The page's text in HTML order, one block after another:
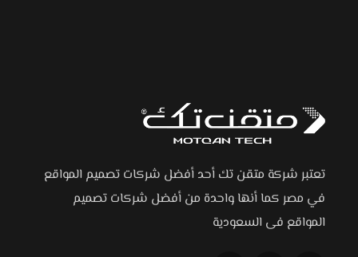
تعتبر شركة متقن تك أحد أفضل شركات تصميم المواقع
في مصر كما أنها واحدة من أفضل شركات تصميم
المواقع فى السعودية